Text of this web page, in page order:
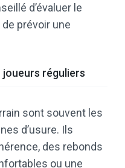
d’évaluer le
prévoir une
joueurs réguliers
sont souvent les
d’usure. Ils
des rebonds
ou une